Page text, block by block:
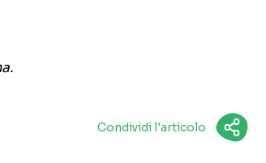
Condividi l'articolo